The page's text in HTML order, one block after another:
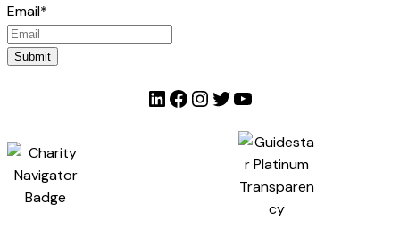
Email*
Submit
LinkedIn Facebook InstagramTwitter YouTube